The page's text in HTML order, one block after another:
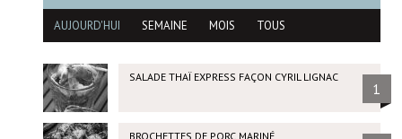
AUJOURD'HUI SEMAINE MOIS TOUS
SALADE THAÏ EXPRESS FAÇON CYRIL LIGNAC
1
BROCHETTES DE PORC MARINÉ